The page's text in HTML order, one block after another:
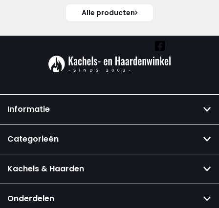
Alle producten
Informatie
Categorieën
Kachels & Haarden
Onderdelen